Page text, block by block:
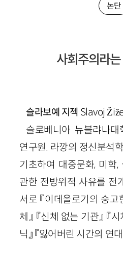
논단
사회주의라
슬라보예 지젝 Slavoj
슬로베니아 뉴블랴나
연구원. 라깡의 정신분석
기초하여 대중문화, 미학
관한 전방위적 사유를 전
서로 『이데올로기의 숭고
체』 『신체 없는 기관』 『
닉』 『잃어버린 시간의 연